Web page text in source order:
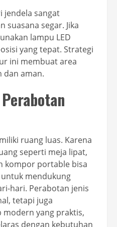
jendela sangat
suasana segar. Jika
lampu LED
yang tepat. Strategi
ini membuat area
dan aman.
ruang luas. Karena
seperti meja lipat,
kompor portable bisa
mendukung
hari. Perabotan jenis
tetapi juga
modern yang praktis,
dengan kebutuhan